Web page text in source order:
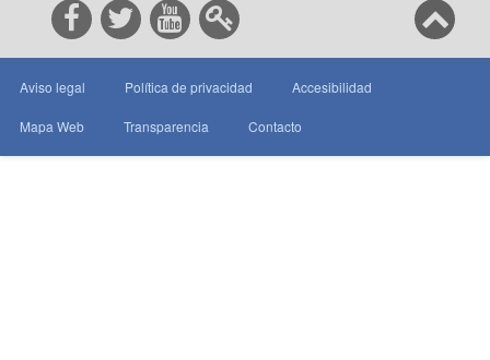
Aviso legal Política de privacidad Accesibilidad
Mapa Web Transparencia Contacto